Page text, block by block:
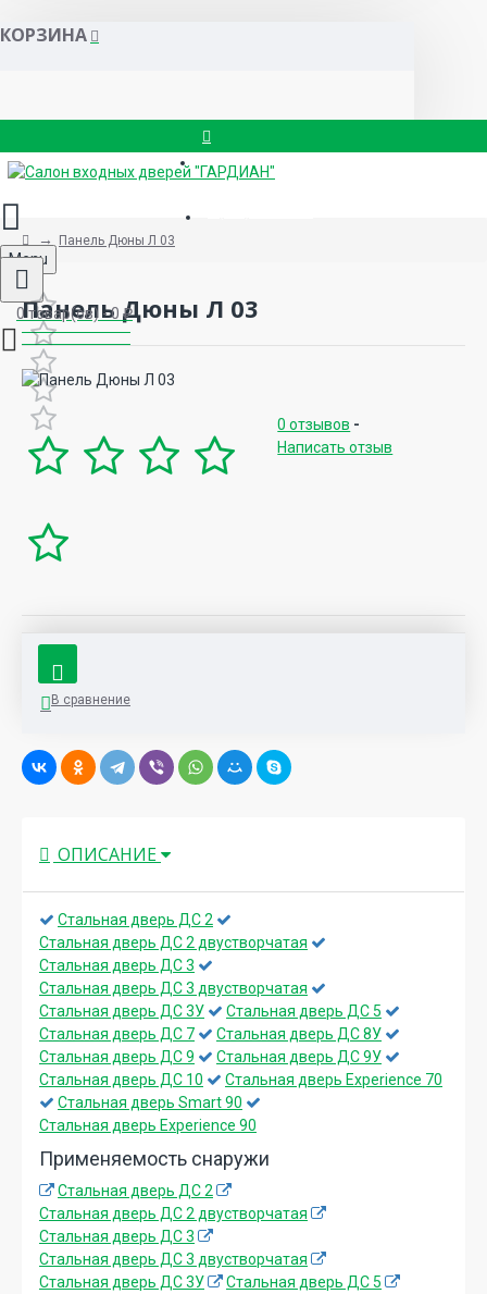
КОРЗИНА
Menu
0 товар(ов) - 0 ₽
Панель Дюны Л 03
Панель Дюны Л 03
0 отзывов -
Написать отзыв
В сравнение
ОПИСАНИЕ
Стальная дверь ДС 2
Стальная дверь ДС 2 двустворчатая
Стальная дверь ДС 3
Стальная дверь ДС 3 двустворчатая
Стальная дверь ДС 3У
Стальная дверь ДС 5
Стальная дверь ДС 7
Стальная дверь ДС 8У
Стальная дверь ДС 9
Стальная дверь ДС 9У
Стальная дверь ДС 10
Стальная дверь Experience 70
Стальная дверь Smart 90
Стальная дверь Experience 90
Применяемость снаружи
Стальная дверь ДС 2
Стальная дверь ДС 2 двустворчатая
Стальная дверь ДС 3
Стальная дверь ДС 3 двустворчатая
Стальная дверь ДС 3У
Стальная дверь ДС 5